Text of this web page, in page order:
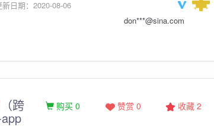
新日期：2020-08-06
don***@sina.com
（跨 收藏 2
赞赏 0
购买 0